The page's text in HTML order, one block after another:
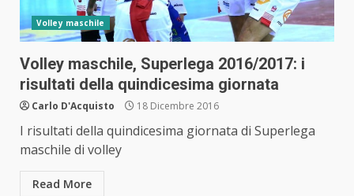
Volley maschile
Volley maschile, Superlega 2016/2017: i
risultati della quindicesima giornata
Carlo D'Acquisto 18 Dicembre 2016
I risultati della quindicesima giornata di Superlega
maschile di volley
Read More